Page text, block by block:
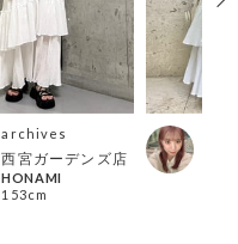
archives
西宮ガーデンズ店
HONAMI
153cm